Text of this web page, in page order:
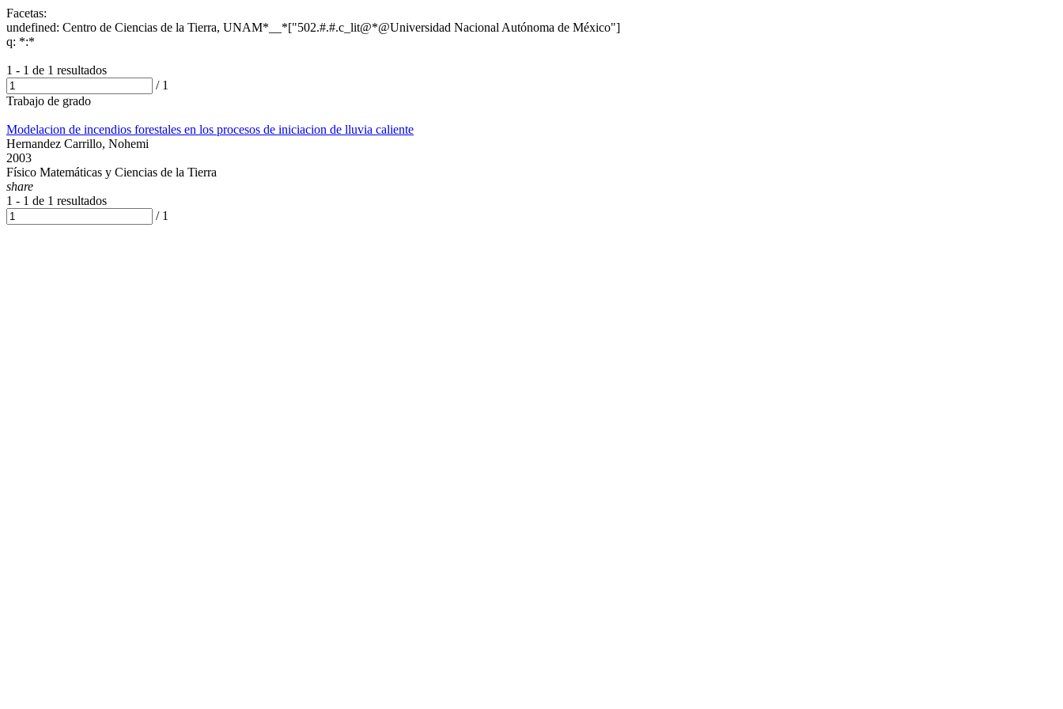
Facetas:
undefined: Centro de Ciencias de la Tierra, UNAM*__*["502.#.#.c_lit@*@Universidad Nacional Autónoma de México"]
q: *:*
1 - 1 de 1 resultados
/ 1
Trabajo de grado
Modelacion de incendios forestales en los procesos de iniciacion de lluvia caliente
Hernandez Carrillo, Nohemi
2003
Físico Matemáticas y Ciencias de la Tierra
share
1 - 1 de 1 resultados
/ 1